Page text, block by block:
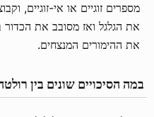
מספרים זוגיים או אי-זוגיים,
את הגלגל ואז מסובב את הכדור
את ההימורים המנצחים.